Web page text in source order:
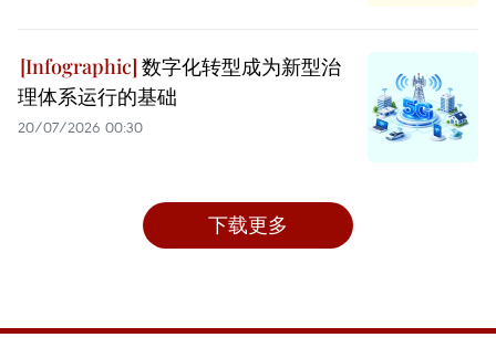
数字化转型成为新型治
理体系运行的基础
20/07/2026 00:30
下载更多